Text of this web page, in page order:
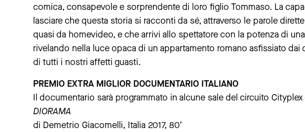
comica, consapevole e sorprendente di loro figlio Tommaso. La
lasciare che questa storia si racconti da sé, attraverso le parole
quasi da homevideo, e che arrivi allo spettatore con la potenza di
rivelando nella luce opaca di un appartamento romano asfissiato dai
di tutti i nostri affetti guasti.
PREMIO EXTRA MIGLIOR DOCUMENTARIO ITALIANO
Il documentario sarà programmato in alcune sale del circuito Cityplex
DIORAMA
di Demetrio Giacomelli, Italia 2017, 80’